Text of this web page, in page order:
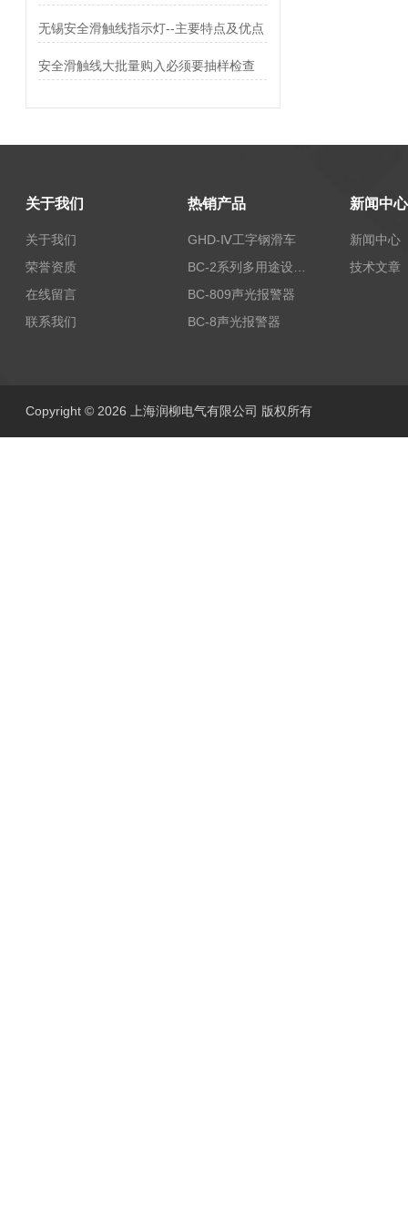
无锡安全滑触线指示灯--主要特点及优点
安全滑触线大批量购入必须要抽样检查
关于我们
关于我们
荣誉资质
在线留言
联系我们
热销产品
GHD-Ⅳ工字钢滑车
BC-809声光报警器
BC-8声光报警器
新闻中心
新闻中心
技术文章
Copyright © 2026 上海润柳电气有限公司 版权所有